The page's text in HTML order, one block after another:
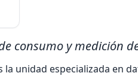
consumo y medición
la unidad especializada en